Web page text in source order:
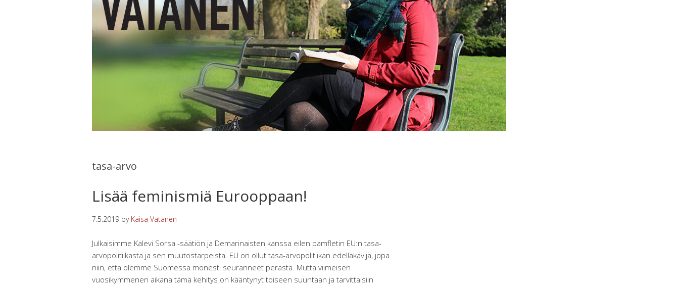
tasa-arvo
Lisää feminismiä Eurooppaan!
7.5.2019 by Kaisa Vatanen
Julkaisimme Kalevi Sorsa -säätiön ja Demarinaisten kanssa eilen pamfletin EU:n tasa-
arvopolitiikasta ja sen muutostarpeista. EU on ollut tasa-arvopolitiikan edelläkävijä, jopa
niin, että olemme Suomessa monesti seuranneet perästä. Mutta viimeisen
vuosikymmenen aikana tämä kehitys on kääntynyt toiseen suuntaan ja tarvittaisiin